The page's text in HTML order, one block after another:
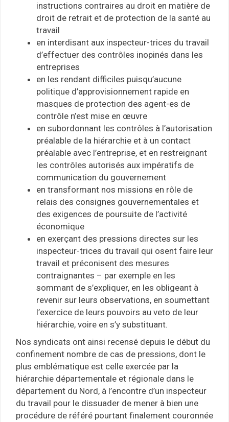
instructions contraires au droit en matière de
droit de retrait et de protection de la santé au
travail
en interdisant aux inspecteur-trices du travail
d’effectuer des contrôles inopinés dans les
entreprises
en les rendant difficiles puisqu’aucune
politique d’approvisionnement rapide en
masques de protection des agent-es de
contrôle n’est mise en œuvre
en subordonnant les contrôles à l’autorisation
préalable de la hiérarchie et à un contact
préalable avec l’entreprise, et en restreignant
les contrôles autorisés aux impératifs de
communication du gouvernement
en transformant nos missions en rôle de
relais des consignes gouvernementales et
des exigences de poursuite de l’activité
économique
en exerçant des pressions directes sur les
inspecteur-trices du travail qui osent faire leur
travail et préconisent des mesures
contraignantes – par exemple en les
sommant de s’expliquer, en les obligeant à
revenir sur leurs observations, en soumettant
l’exercice de leurs pouvoirs au veto de leur
hiérarchie, voire en s’y substituant.
Nos syndicats ont ainsi recensé depuis le début du
confinement nombre de cas de pressions, dont le
plus emblématique est celle exercée par la
hiérarchie départementale et régionale dans le
département du Nord, à l’encontre d’un inspecteur
du travail pour le dissuader de mener à bien une
procédure de référé pourtant finalement couronnée